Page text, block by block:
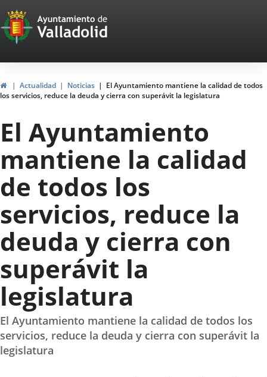
Portal
Web
del
Ayuntamiento
de
Valladolid
InicioActualidad Noticias
El Ayuntamiento mantiene la calidad de todos
los servicios, reduce la deuda y cierra con superávit la legislatura
El Ayuntamiento
mantiene la calidad
de todos los
servicios, reduce la
deuda y cierra con
superávit la
legislatura
El Ayuntamiento mantiene la calidad de todos los
servicios, reduce la deuda y cierra con superávit la
legislatura